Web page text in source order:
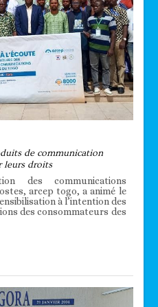
de communication
leurs droits
des communications
arcep togo, a animé le
à l’intention des
des consommateurs des